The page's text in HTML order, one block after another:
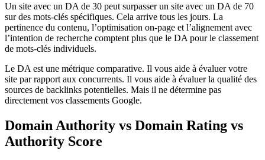
Un site avec un DA de 30 peut surpasser un site avec un DA de 70
sur des mots-clés spécifiques. Cela arrive tous les jours. La
pertinence du contenu, l’optimisation on-page et l’alignement avec
l’intention de recherche comptent plus que le DA pour le classement
de mots-clés individuels.
Le DA est une métrique comparative. Il vous aide à évaluer votre
site par rapport aux concurrents. Il vous aide à évaluer la qualité des
sources de backlinks potentielles. Mais il ne détermine pas
directement vos classements Google.
Domain Authority vs Domain Rating vs
Authority Score